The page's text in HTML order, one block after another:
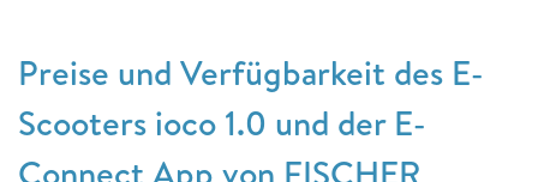
Preise und Verfügbarkeit des E-
Scooters ioco 1.0 und der E-